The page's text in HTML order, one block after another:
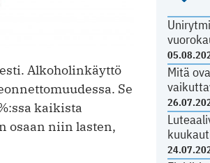
Mitä
Alkoholinkäyttö
Se
kaikista
osaan niin lasten,